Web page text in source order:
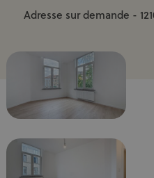
Adresse sur demande -